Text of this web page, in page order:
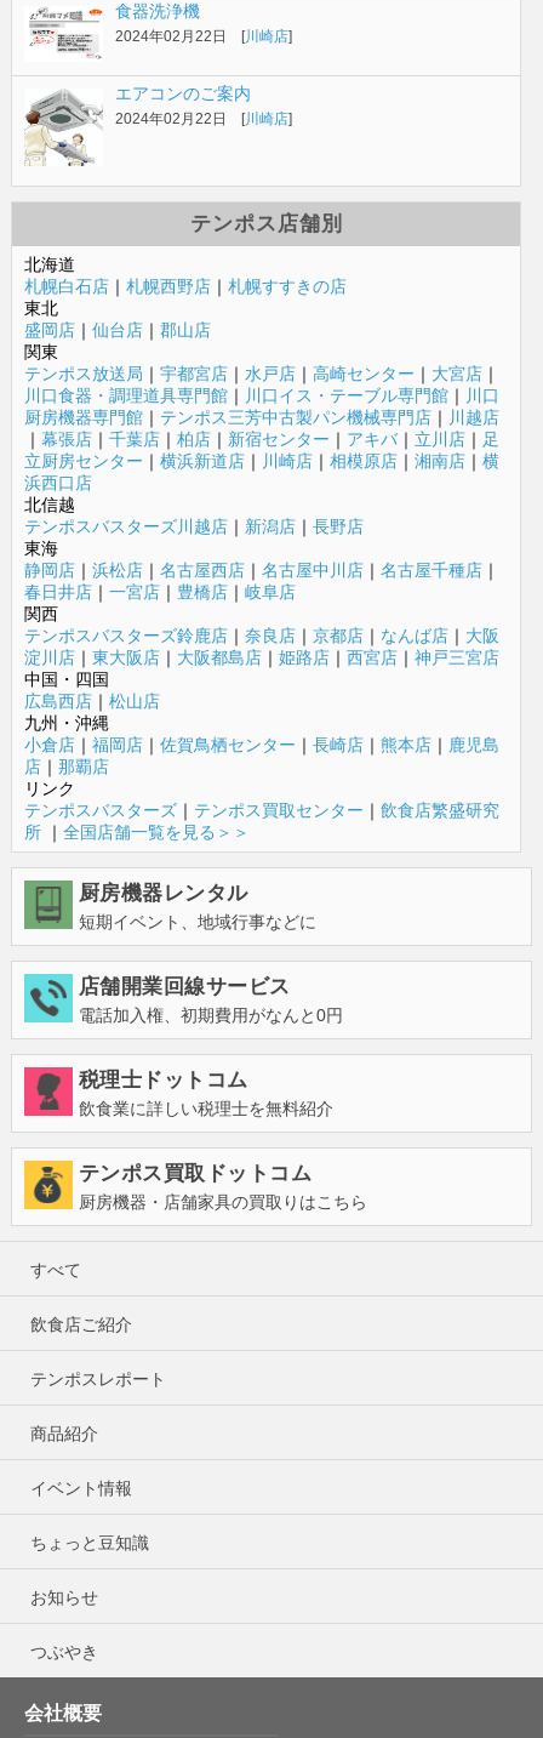
食器洗浄機
2024年02月22日 [川崎店]
エアコンのご案内
2024年02月22日 [川崎店]
テンポス店舗別
北海道
札幌白石店｜ 札幌西野店｜ 札幌すすきの店
東北
盛岡店｜ 仙台店｜ 郡山店
関東
テンポス放送局 ｜ 宇都宮店｜ 水戸店｜ 高崎センター ｜ 大宮店｜
川口食器・調理道具専門館｜ 川口イス・テーブル専門館｜ 川口
厨房機器専門館｜ テンポス三芳中古製パン機械専門店｜ 川越店
｜ 幕張店｜ 千葉店｜ 柏店｜ 新宿センター ｜ アキバ｜ 立川店｜ 足
立厨房センター ｜ 横浜新道店｜ 川崎店｜ 相模原店｜ 湘南店｜ 横
浜西口店
北信越
テンポスバスターズ川越店｜ 新潟店｜ 長野店
東海
静岡店｜ 浜松店｜ 名古屋西店｜ 名古屋中川店｜ 名古屋千種店｜
春日井店｜ 一宮店｜ 豊橋店｜ 岐阜店
関西
テンポスバスターズ鈴鹿店｜ 奈良店｜ 京都店｜ なんば店｜ 大阪
淀川店｜ 東大阪店｜ 大阪都島店｜ 姫路店｜ 西宮店｜ 神戸三宮店
中国・四国
広島西店｜ 松山店
九州・沖縄
小倉店｜ 福岡店｜ 佐賀鳥栖センター ｜ 長崎店｜ 熊本店｜ 鹿児島
店｜ 那覇店
リンク
テンポスバスターズ｜ テンポス買取センター ｜ 飲食店繁盛研究
所｜ 全国店舗一覧を見る＞＞
厨房機器レンタル
短期イベント、地域行事などに
店舗開業回線サービス
電話加入権、初期費用がなんと0円
税理士ドットコム
飲食業に詳しい税理士を無料紹介
テンポス買取ドットコム
厨房機器・店舗家具の買取りはこちら
すべて
飲食店ご紹介
テンポスレポート
商品紹介
イベント情報
ちょっと豆知識
お知らせ
つぶやき
会社概要